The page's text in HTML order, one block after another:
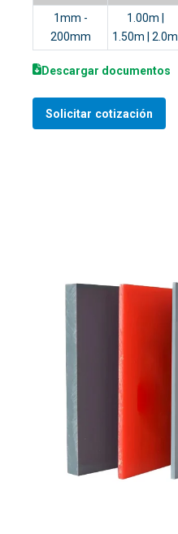
1mm -
200mm
1.00m |
1.50m | 2.0m
Descargar documentos
Solicitar cotización